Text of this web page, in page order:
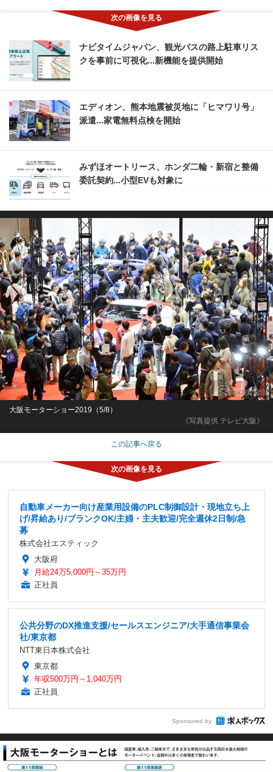
ナビタイムジャパン、観光バスの路上駐車リス
クを事前に可視化...新機能を提供開始
エディオン、熊本地震被災地に「ヒマワリ号」
派遣...家電無料点検を開始
みずほオートリース、ホンダ二輪・新宿と整備
委託契約...小型EVも対象に
《写真提供 テレビ大阪》
大阪モーターショー2019（5/8）
この記事へ戻る
自動車メーカー向け産業用設備のPLC制御設計・現地立ち上
げ/昇給あり/ブランクOK/主婦・主夫歓迎/完全週休2日制/急
募
株式会社エスティック
大阪府
月給24万5,000円～35万円
正社員
公共分野のDX推進支援/セールスエンジニア/大手通信事業会
社/東京都
NTT東日本株式会社
東京都
年収500万円～1,040万円
正社員
Sponsored by